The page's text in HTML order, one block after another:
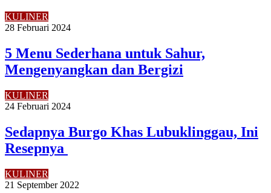
KULINER
28 Februari 2024
5 Menu Sederhana untuk Sahur,
Mengenyangkan dan Bergizi
KULINER
24 Februari 2024
Sedapnya Burgo Khas Lubuklinggau, Ini
Resepnya
KULINER
21 September 2022